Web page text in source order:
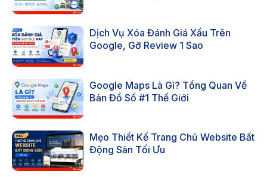
Dịch Vụ Xóa Đánh Giá Xấu Trên
Google, Gỡ Review 1 Sao
Google Maps Là Gì? Tổng Quan Về
Bản Đồ Số #1 Thế Giới
Mẹo Thiết Kế Trang Chủ Website Bất
Động Sản Tối Ưu